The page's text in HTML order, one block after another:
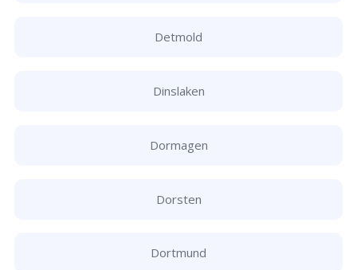
Detmold
Dinslaken
Dormagen
Dorsten
Dortmund